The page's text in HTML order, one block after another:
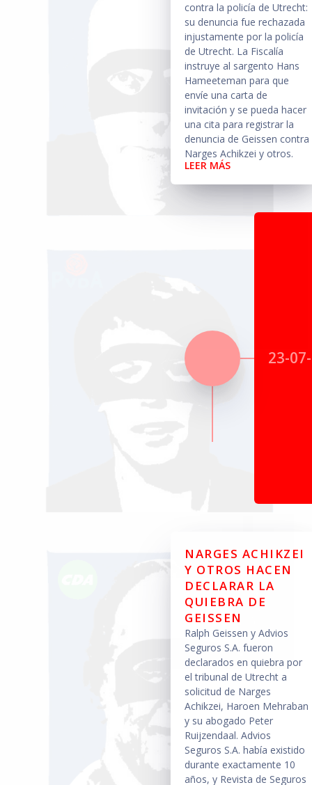
contra la policía de Utrecht:
su denuncia fue rechazada
injustamente por la policía
de Utrecht. La Fiscalía
instruye al sargento Hans
Hameeteman para que
envíe una carta de
invitación y se pueda hacer
una cita para registrar la
denuncia de Geissen contra
Narges Achikzei y otros.
LEER MÁS
23-
NARGES ACHIKZEI
Y OTROS HACEN
DECLARAR LA
QUIEBRA DE
GEISSEN
Ralph Geissen y Advios
Seguros S.A. fueron
declarados en quiebra por
el tribunal de Utrecht a
solicitud de Narges
Achikzei, Haroen Mehraban
y su abogado Peter
Ruijzendaal. Advios
Seguros S.A. había existido
durante exactamente 10
años, y Revista de Seguros